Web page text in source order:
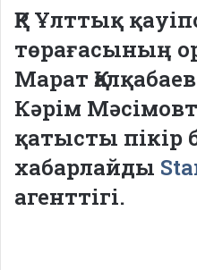
ҚР Ұлттық
төрағасының
Марат
Кәрім
қатысты пікір
хабарлайды
агенттігі.